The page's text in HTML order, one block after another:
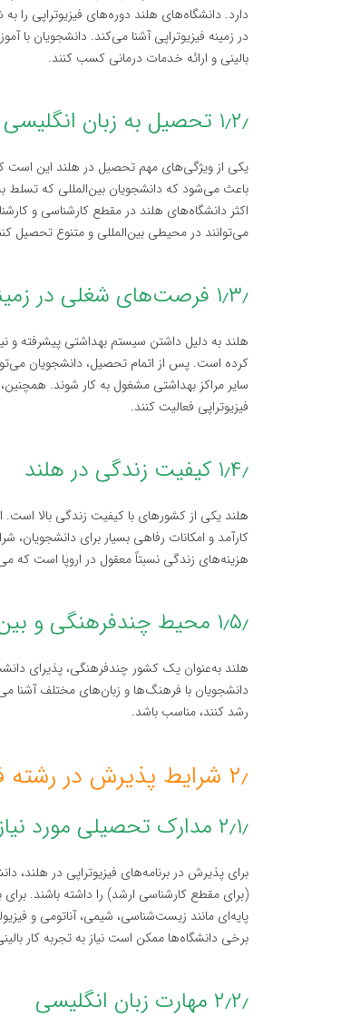
دارد. دانشگاه‌های هلند دوره‌های فیزیوتراپی را
در زمینه فیزیوتراپی آشنا می‌کند. دانشجویان
بالینی و ارائه خدمات درمانی کسب کنند.
۱٫۲٫ تحصیل به زبان انگلیسی
یکی از ویژگی‌های مهم تحصیل در هلند این است که
باعث می‌شود که دانشجویان بین‌المللی که تسلط به
اکثر دانشگاه‌های هلند در مقطع کارشناسی و
می‌توانند در محیطی بین‌المللی و متنوع تحصیل
۱٫۳٫ فرصت‌های شغلی در زمینه فیزیوتراپی
هلند به دلیل داشتن سیستم بهداشتی پیشرفته و
کرده است. پس از اتمام تحصیل، دانشجویان
سایر مراکز بهداشتی مشغول به کار شوند.
فیزیوتراپی فعالیت کنند.
۱٫۴٫ کیفیت زندگی در هلند
هلند یکی از کشورهای با کیفیت زندگی بالا
کارآمد و امکانات رفاهی بسیار برای
هزینه‌های زندگی نسبتاً معقول در اروپا است که
۱٫۵٫ محیط چندفرهنگی و بین‌المللی
هلند به‌عنوان یک کشور چندفرهنگی، پذیرای
دانشجویان با فرهنگ‌ها و زبان‌های مختلف آشنا
رشد کنند، مناسب باشد.
۲٫ شرایط پذیرش در رشته فیزیوتراپی در هلند
۲٫۱٫ مدارک تحصیلی مورد نیاز
برای پذیرش در برنامه‌های فیزیوتراپی در هلند،
(برای مقطع کارشناسی ارشد) را داشته باشند.
پایه‌ای مانند زیست‌شناسی، شیمی، آناتومی و
برخی دانشگاه‌ها ممکن است نیاز به تجربه کار
۲٫۲٫ مهارت زبان انگلیسی